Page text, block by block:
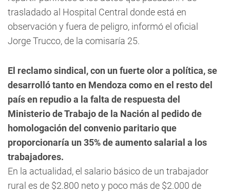
trasladado al Hospital Central donde está en
observación y fuera de peligro, informó el oficial
Jorge Trucco, de la comisaría 25.
El reclamo sindical, con un fuerte olor a política, se
desarrolló tanto en Mendoza como en el resto del
país en repudio a la falta de respuesta del
Ministerio de Trabajo de la Nación al pedido de
homologación del convenio paritario que
proporcionaría un 35% de aumento salarial a los
trabajadores.
En la actualidad, el salario básico de un trabajador
rural es de $2.800 neto y poco más de $2.000 de